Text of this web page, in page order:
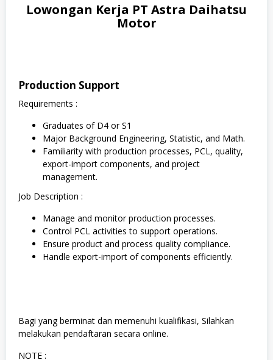
Lowongan Kerja PT Astra Daihatsu
Motor
Production Support
Requirements :
Graduates of D4 or S1
Major Background Engineering, Statistic, and Math.
Familiarity with production processes, PCL, quality,
export-import components, and project
management.
Job Description :
Manage and monitor production processes.
Control PCL activities to support operations.
Ensure product and process quality compliance.
Handle export-import of components efficiently.
Bagi yang berminat dan memenuhi kualifikasi, Silahkan
melakukan pendaftaran secara online.
NOTE :